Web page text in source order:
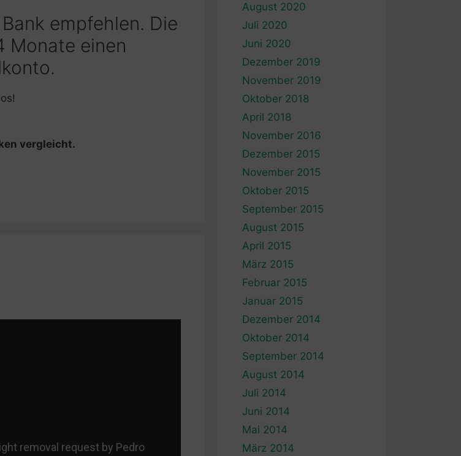
empfehlen. Die
Monate einen
vergleicht.
August 2020
Juli 2020
Juni 2020
Dezember 2019
November 2019
Oktober 2018
April 2018
November 2016
Dezember 2015
November 2015
Oktober 2015
September 2015
August 2015
April 2015
März 2015
Februar 2015
Januar 2015
Dezember 2014
Oktober 2014
September 2014
August 2014
Juli 2014
Juni 2014
Mai 2014
März 2014